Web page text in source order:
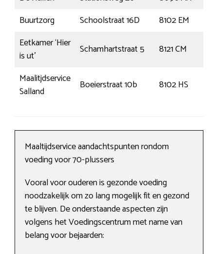
Buurtzorg
Schoolstraat 16D 8102 EM
Eetkamer ‘Hier
is ut’
Schamhartstraat 5 8121 CM
Maalitjdservice
Salland
Boeierstraat 10b 8102 HS
Maaltijdservice aandachtspunten rondom
voeding voor 70-plussers
Vooral voor ouderen is gezonde voeding
noodzakelijk om zo lang mogelijk fit en gezond
te blijven. De onderstaande aspecten zijn
volgens het Voedingscentrum met name van
belang voor bejaarden: